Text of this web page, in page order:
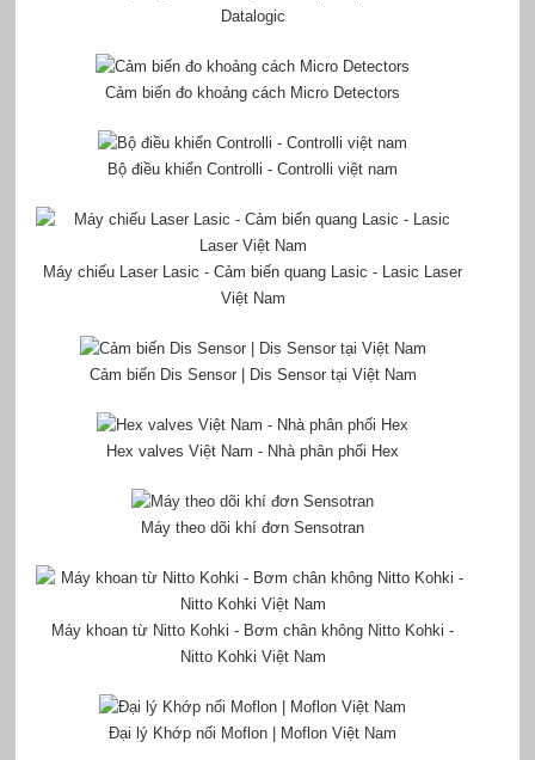
Datalogic
Cảm biến đo khoảng cách Micro Detectors
Bộ điều khiển Controlli - Controlli việt nam
Máy chiếu Laser Lasic - Cảm biến quang Lasic - Lasic Laser
Việt Nam
Cảm biến Dis Sensor | Dis Sensor tại Việt Nam
Hex valves Việt Nam - Nhà phân phối Hex
Máy theo dõi khí đơn Sensotran
Máy khoan từ Nitto Kohki - Bơm chân không Nitto Kohki -
Nitto Kohki Việt Nam
Đại lý Khớp nối Moflon | Moflon Việt Nam